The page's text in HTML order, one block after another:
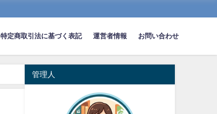
特定商取引法に基づく表記 運営者情報 お問い合わせ
管理人